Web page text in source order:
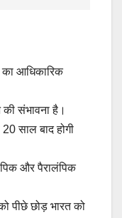
आधिकारिक
संभावना है।
साल बाद होगी
और पैरालंपिक
पीछे छोड़ भारत को